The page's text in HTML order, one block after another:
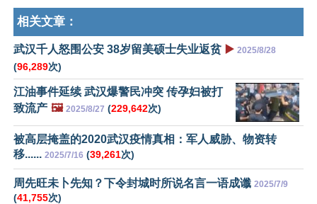
相关文章：
武汉千人怒围公安 38岁留美硕士失业返贫 ▶️ 2025/8/28
(96,289次)
江油事件延续 武汉爆警民冲突 传孕妇被打
致流产 🖼️ 2025/8/27 (229,642次)
被高层掩盖的2020武汉疫情真相：军人威胁、物资转
移...... 2025/7/16 (39,261次)
周先旺未卜先知？下令封城时所说名言一语成谶 2025/7/9
(41,755次)